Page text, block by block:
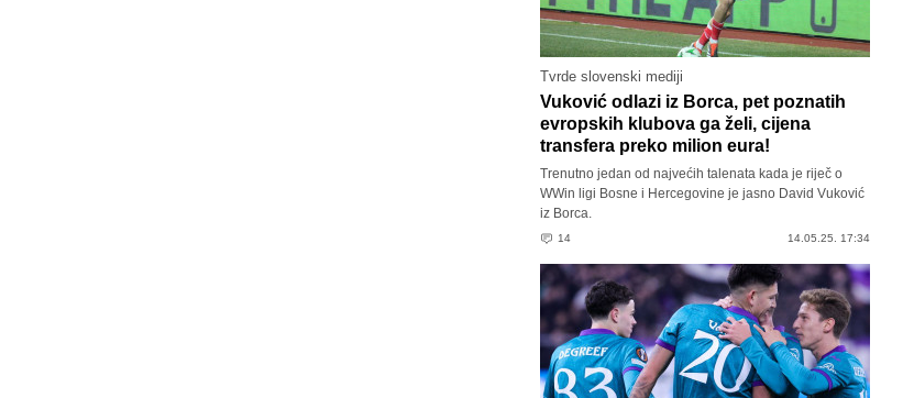
Tvrde slovenski mediji
Vuković odlazi iz Borca, pet poznatih
evropskih klubova ga želi, cijena
transfera preko milion eura!
Trenutno jedan od najvećih talenata kada je riječ o
WWin ligi Bosne i Hercegovine je jasno David Vuković
iz Borca.
14 14.05.25. 17:34